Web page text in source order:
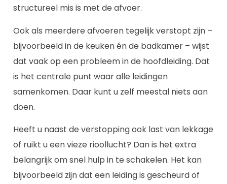
structureel mis is met de afvoer.
Ook als meerdere afvoeren tegelijk verstopt zijn –
bijvoorbeeld in de keuken én de badkamer – wijst
dat vaak op een probleem in de hoofdleiding. Dat
is het centrale punt waar alle leidingen
samenkomen. Daar kunt u zelf meestal niets aan
doen.
Heeft u naast de verstopping ook last van lekkage
of ruikt u een vieze rioollucht? Dan is het extra
belangrijk om snel hulp in te schakelen. Het kan
bijvoorbeeld zijn dat een leiding is gescheurd of